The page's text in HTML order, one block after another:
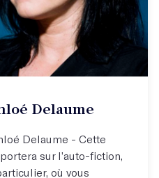
Delaume
Delaume - Cette
sur l’auto-fiction,
où vous